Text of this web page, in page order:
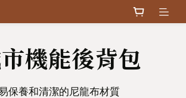
機能後背包
保養和清潔的尼龍布材質